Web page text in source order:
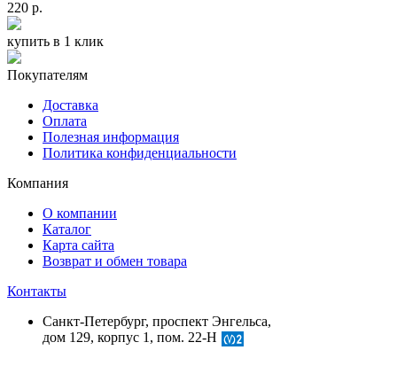
220 р.
купить в 1 клик
Покупателям
Доставка
Оплата
Полезная информация
Политика конфиденциальности
Компания
О компании
Каталог
Карта сайта
Возврат и обмен товара
Контакты
Санкт-Петербург, проспект Энгельса,
дом 129, корпус 1, пом. 22-Н